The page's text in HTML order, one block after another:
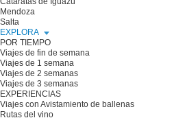
Mendoza
Salta
EXPLORA
POR TIEMPO
Viajes de fin de semana
Viajes de 1 semana
Viajes de 2 semanas
Viajes de 3 semanas
EXPERIENCIAS
Viajes con Avistamiento de ballenas
Rutas del vino